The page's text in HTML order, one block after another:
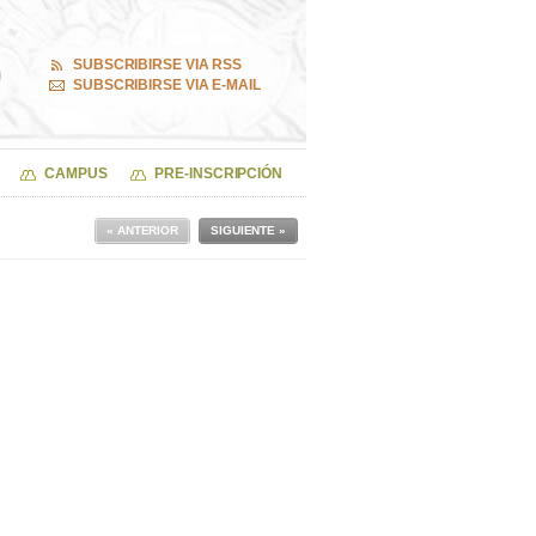
SUBSCRIBIRSE VIA RSS
SUBSCRIBIRSE VIA E-MAIL
CAMPUS PRE-INSCRIPCIÓN
SIGUIENTE »
« ANTERIOR